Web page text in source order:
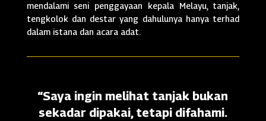
mendalami seni penggayaan kepala Melayu, tanjak,
tengkolok dan destar yang dahulunya hanya terhad
dalam istana dan acara adat.
“Saya ingin melihat tanjak bukan
sekadar dipakai, tetapi difahami.